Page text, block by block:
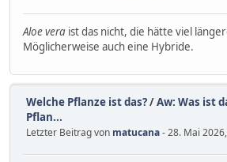
Aloe vera ist das nicht, die hätte viel
Möglicherweise auch eine Hybride.
Welche Pflanze ist das?/Aw: Was ist
Pflan...
Letzter Beitrag von matucana- 28. Mai